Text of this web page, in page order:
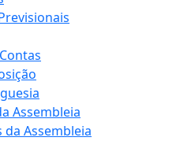
Assembleia
da Assembleia